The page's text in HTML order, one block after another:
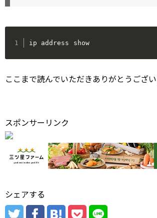
ip address show
ここまで読んでいただきありがとうござい
スポンサーリンク
シェアする